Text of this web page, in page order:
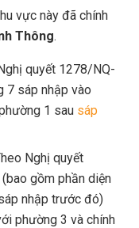
vực này đã chính
Thông.
quyết 1278/NQ-
7 sáp nhập vào
1 sau sáp
Nghị quyết
gồm phần diện
nhập trước đó)
phường 3 và chính